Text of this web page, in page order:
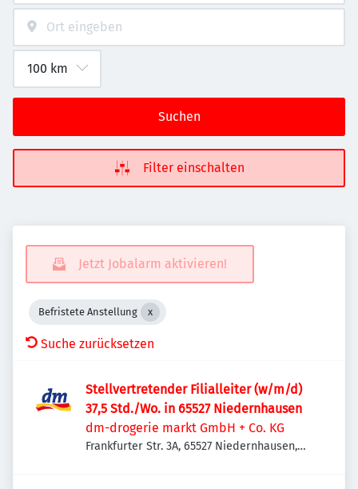
Suchen
Filter einschalten
Jetzt Jobalarm aktivieren!
Befristete Anstellung
Suche zurücksetzen
Stellvertretender Filialleiter (w/m/d)
37,5 Std./Wo. in 65527 Niedernhausen
dm-drogerie markt GmbH + Co. KG
Frankfurter Str. 3A, 65527 Niedernhausen,